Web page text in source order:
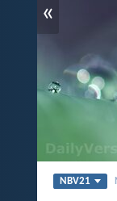
«
NBV21